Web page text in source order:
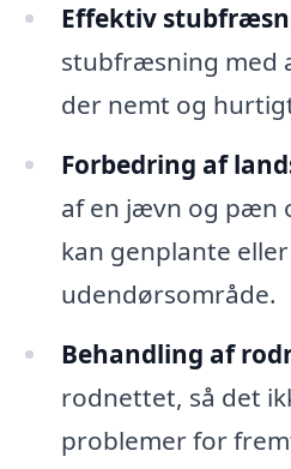
Effektiv
stubfræsning med
der nemt og
Forbedring af
af en jævn og pæn
kan genplante
udendørsområde.
Behandling af
rodnettet, så det
problemer for